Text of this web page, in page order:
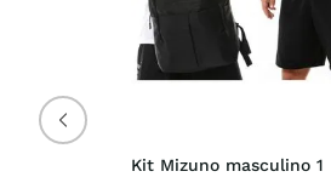
Kit Mizuno masculino 1